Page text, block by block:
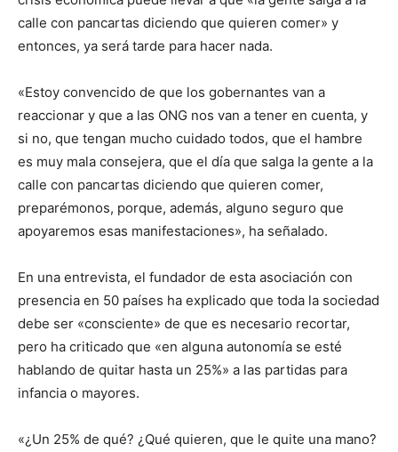
calle con pancartas diciendo que quieren comer» y
entonces, ya será tarde para hacer nada.
«Estoy convencido de que los gobernantes van a
reaccionar y que a las ONG nos van a tener en cuenta, y
si no, que tengan mucho cuidado todos, que el hambre
es muy mala consejera, que el día que salga la gente a la
calle con pancartas diciendo que quieren comer,
preparémonos, porque, además, alguno seguro que
apoyaremos esas manifestaciones», ha señalado.
En una entrevista, el fundador de esta asociación con
presencia en 50 países ha explicado que toda la sociedad
debe ser «consciente» de que es necesario recortar,
pero ha criticado que «en alguna autonomía se esté
hablando de quitar hasta un 25%» a las partidas para
infancia o mayores.
«¿Un 25% de qué? ¿Qué quieren, que le quite una mano?